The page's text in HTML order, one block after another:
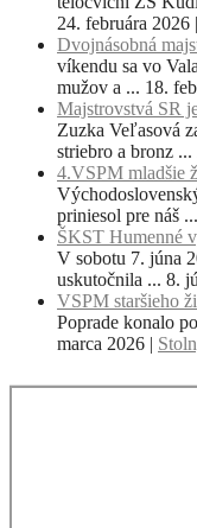
24. februára 2026 |
Dvojnásobná
víkendu sa vo
mužov a ... 18.
Majstrovstvá SR
Zuzka Veľasová
striebro a bronz ...
4.VSPM mladšie
priniesol pre náš ...
ŠKST Humenné
V sobotu 7. júna
uskutočnila ... 8.
VSPM staršieho
Poprade konalo
marca 2026 |